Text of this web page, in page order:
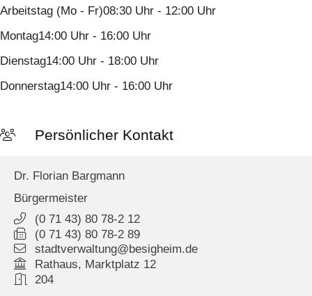
Arbeitstag (Mo - Fr)08:30 Uhr - 12:00 Uhr
Montag14:00 Uhr - 16:00 Uhr
Dienstag14:00 Uhr - 18:00 Uhr
Donnerstag14:00 Uhr - 16:00 Uhr
Persönlicher Kontakt
Dr. Florian Bargmann
Bürgermeister
(0 71 43) 80 78-2 12
(0 71 43) 80 78-2 89
stadtverwaltung@besigheim.de
Rathaus, Marktplatz 12
204